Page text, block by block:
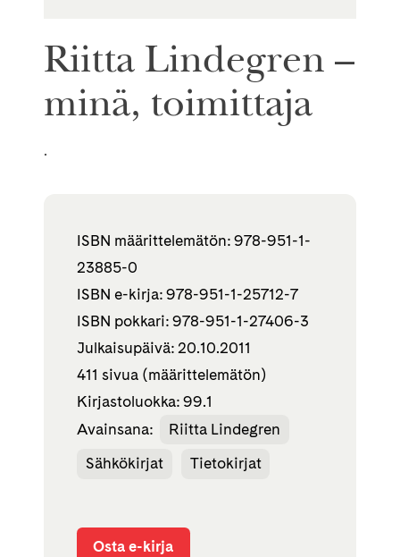
Riitta Lindegren –
minä, toimittaja
.
ISBN määrittelemätön: 978-951-1-
23885-0
ISBN e-kirja: 978-951-1-25712-7
ISBN pokkari: 978-951-1-27406-3
Julkaisupäivä: 20.10.2011
411 sivua (määrittelemätön)
Kirjastoluokka: 99.1
Avainsana:
Riitta Lindegren
Sähkökirjat
Tietokirjat
Osta e-kirja